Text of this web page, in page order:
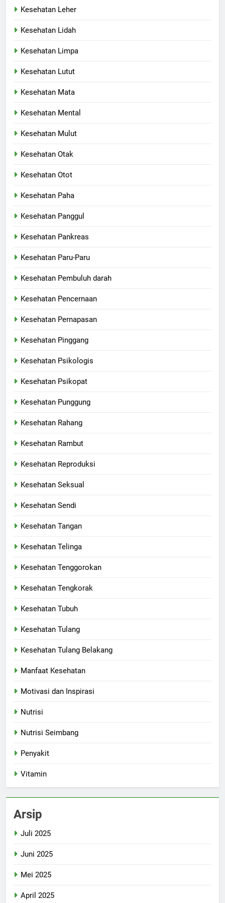
Kesehatan Leher
Kesehatan Lidah
Kesehatan Limpa
Kesehatan Lutut
Kesehatan Mata
Kesehatan Mental
Kesehatan Mulut
Kesehatan Otak
Kesehatan Otot
Kesehatan Paha
Kesehatan Panggul
Kesehatan Pankreas
Kesehatan Paru-Paru
Kesehatan Pembuluh darah
Kesehatan Pencernaan
Kesehatan Pernapasan
Kesehatan Pinggang
Kesehatan Psikologis
Kesehatan Psikopat
Kesehatan Punggung
Kesehatan Rahang
Kesehatan Rambut
Kesehatan Reproduksi
Kesehatan Seksual
Kesehatan Sendi
Kesehatan Tangan
Kesehatan Telinga
Kesehatan Tenggorokan
Kesehatan Tengkorak
Kesehatan Tubuh
Kesehatan Tulang
Kesehatan Tulang Belakang
Manfaat Kesehatan
Motivasi dan Inspirasi
Nutrisi
Nutrisi Seimbang
Penyakit
Vitamin
Arsip
Juli 2025
Juni 2025
Mei 2025
April 2025